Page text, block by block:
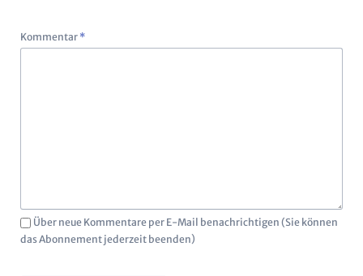
Pflichtfeld
Kommentar *
Über neue Kommentare per E-Mail benachrichtigen (Sie können
das Abonnement jederzeit beenden)